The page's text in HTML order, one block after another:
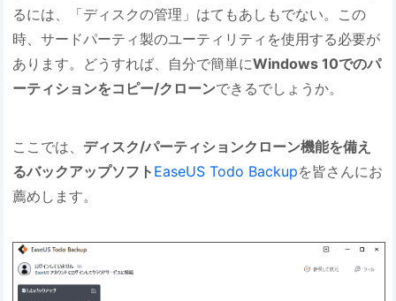
るには、「ディスクの管理」はてもあしもでない。この
時、サードパーティ製のユーティリティを使用する必要が
あります。どうすれば、自分で簡単にWindows 10でのパ
ーティションをコピー/クローンできるでしょうか。
ここでは、 ディスク/パーティションクローン機能を備え
るバックアップソフト EaseUS Todo Backupを皆さんにお
薦めします。